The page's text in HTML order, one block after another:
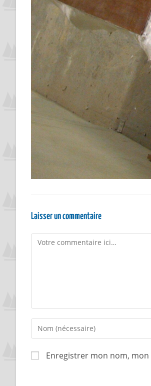
Laisser un commentaire
Enregistrer mon nom,